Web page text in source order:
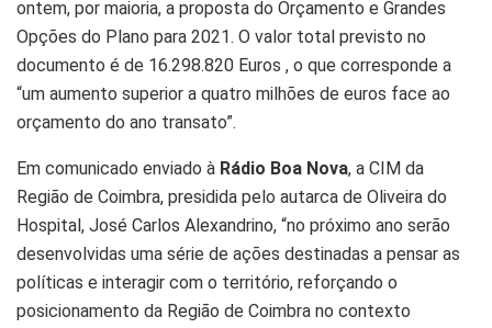
ontem, por maioria, a proposta do Orçamento e Grandes
Opções do Plano para 2021. O valor total previsto no
documento é de 16.298.820 Euros , o que corresponde a
“um aumento superior a quatro milhões de euros face ao
orçamento do ano transato”.
Em comunicado enviado à Rádio Boa Nova, a CIM da
Região de Coimbra, presidida pelo autarca de Oliveira do
Hospital, José Carlos Alexandrino, “no próximo ano serão
desenvolvidas uma série de ações destinadas a pensar as
políticas e interagir com o território, reforçando o
posicionamento da Região de Coimbra no contexto